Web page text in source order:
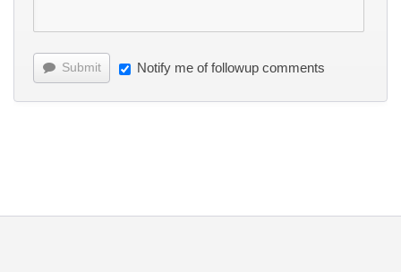
Submit Notify me of followup comments